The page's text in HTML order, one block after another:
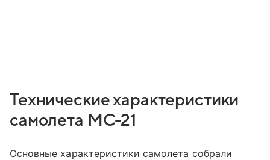
Технические характеристики
самолета МС-21
Основные характеристики самолета собрали